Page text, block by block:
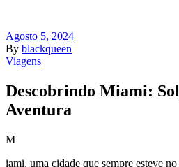
Agosto 5, 2024
By blackqueen
Viagens
Descobrindo Miami:
Aventura
M
iami, uma cidade que sempre esteve